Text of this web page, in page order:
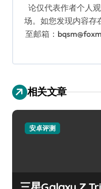
论仅代表作者个人
场。如您发现内容存
至邮箱：
相关文章
安卓评测